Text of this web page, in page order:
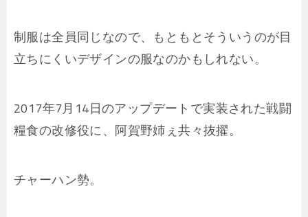
制服は全員同じなので、もともとそういうのが目
立ちにくいデザインの服なのかもしれない。
2017年7月14日のアップデートで実装された戦闘
糧食の改修役に、阿賀野姉ぇ共々抜擢。
チャーハン勢。